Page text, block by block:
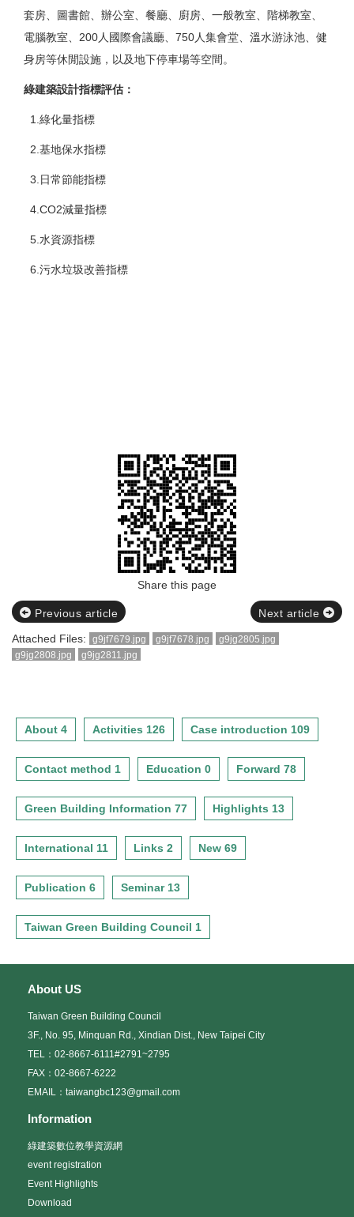
套房、圖書館、辦公室、餐廳、廚房、一般教室、階梯教室、
電腦教室、200人國際會議廳、750人集會堂、溫水游泳池、健
身房等休閒設施，以及地下停車場等空間。
綠建築設計指標評估 ：
1.綠化量指標
2.基地保水指標
3.日常節能指標
4.CO2減量指標
5.水資源指標
6.污水垃圾改善指標
Share this page
Previous article
Next article
Attached Files:
g9jf7679.jpg g9jf7678.jpg
g9jg2805.jpg
g9jg2808.jpg
g9jg2811.jpg
About 4 Activities 126 Case introduction 109
Contact method 1 Education 0 Forward 78
Green Building Information 77 Highlights 13
International 11 Links 2 New 69
Publication 6 Seminar 13
Taiwan Green Building Council 1
About US
Taiwan Green Building Council
3F., No. 95, Minquan Rd., Xindian Dist., New Taipei City
TEL：02-8667-6111#2791~2795
FAX：02-8667-6222
EMAIL：taiwangbc123@gmail.com
Information
綠建築數位教學資源網
event registration
Event Highlights
Download